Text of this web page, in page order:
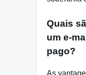
Quais
um e-
pago?
As